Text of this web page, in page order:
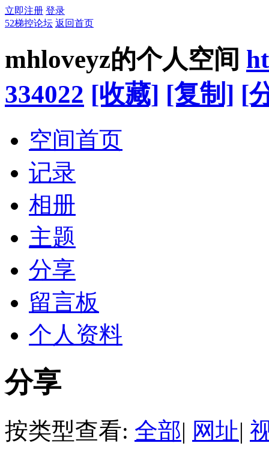
立即注册 登录
52梯控论坛 返回首页
mhloveyz的个人空间
334022 [收藏] [复制] [
空间首页
记录
相册
主题
分享
留言板
个人资料
分享
按类型查看: 全部| 网址|